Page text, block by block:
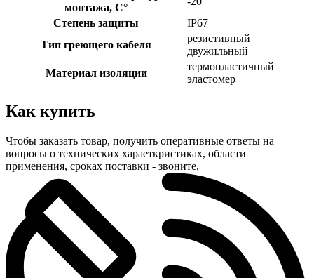
монтажа, С°
Степень защиты
IP67
Тип греющего кабеля
резистивный
двужильный
Материал изоляции
термопластичный
эластомер
Как купить
Чтобы заказать товар, получить оперативные ответы на
вопросы о технических хараеткристиках, области
применения, сроках поставки - звоните,